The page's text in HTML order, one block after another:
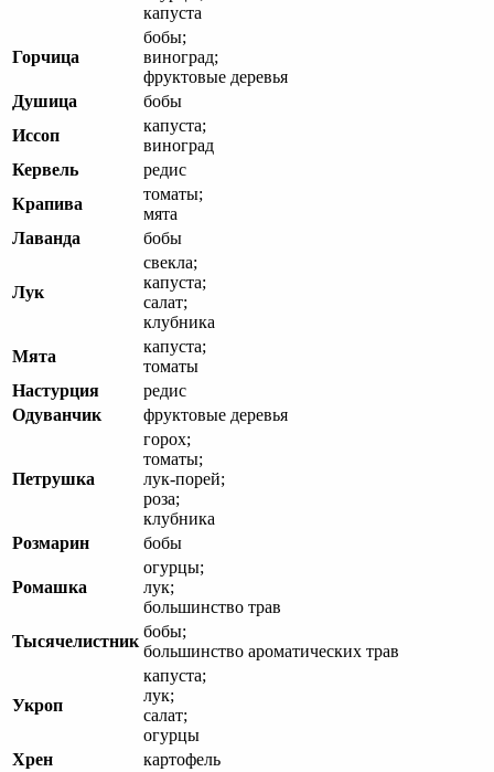
капуста
Горчица
бобы;
виноград;
фруктовые деревья
Душица
бобы
Иссоп
капуста;
виноград
Кервель
редис
Крапива
томаты;
мята
Лаванда
бобы
Лук
свекла;
капуста;
салат;
клубника
Мята
капуста;
томаты
Настурция
редис
Одуванчик
фруктовые деревья
Петрушка
горох;
томаты;
лук-порей;
роза;
клубника
Розмарин
бобы
Ромашка
огурцы;
лук;
большинство трав
Тысячелистник
бобы;
большинство ароматических трав
Укроп
капуста;
лук;
салат;
огурцы
Хрен
картофель